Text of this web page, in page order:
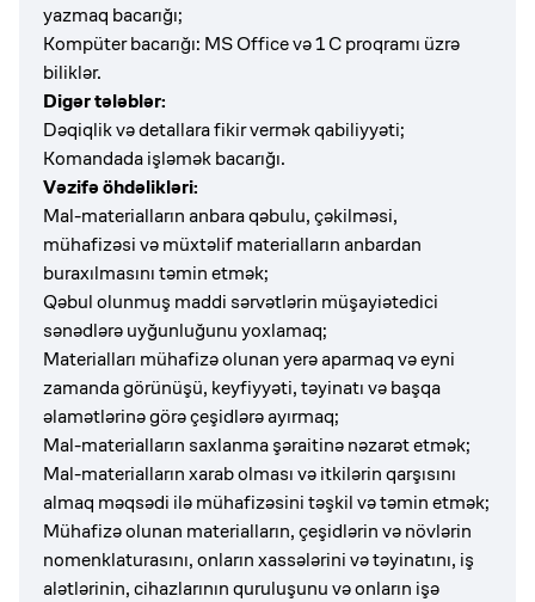
yazmaq bacarığı;
Kompüter bacarığı: MS Office və 1 C proqramı üzrə
biliklər.
Digər tələblər:
Dəqiqlik və detallara fikir vermək qabiliyyəti;
Komandada işləmək bacarığı.
Vəzifə öhdəlikləri:
Mal-materialların anbara qəbulu, çəkilməsi,
mühafizəsi və müxtəlif materialların anbardan
buraxılmasını təmin etmək;
Qəbul olunmuş maddi sərvətlərin müşayiətedici
sənədlərə uyğunluğunu yoxlamaq;
Materialları mühafizə olunan yerə aparmaq və eyni
zamanda görünüşü, keyfiyyəti, təyinatı və başqa
əlamətlərinə görə çeşidlərə ayırmaq;
Mal-materialların saxlanma şəraitinə nəzarət etmək;
Mal-materialların xarab olması və itkilərin qarşısını
almaq məqsədi ilə mühafizəsini təşkil və təmin etmək;
Mühafizə olunan materialların, çeşidlərin və növlərin
nomenklaturasını, onların xassələrini və təyinatını, iş
alətlərinin, cihazlarının quruluşunu və onların işə